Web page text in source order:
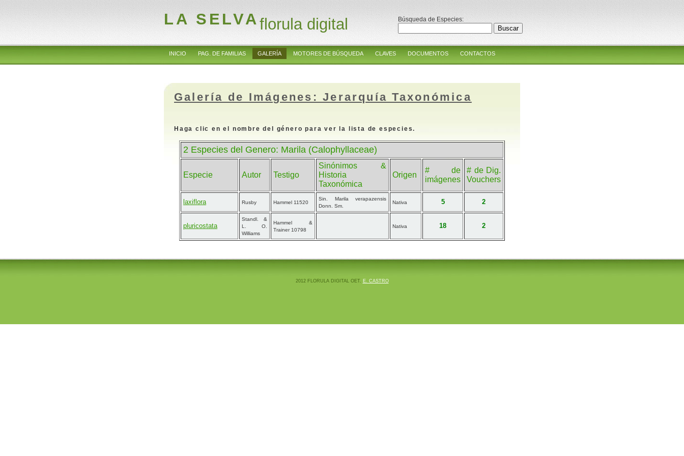
LA SELVAflorula digital Búsqueda de Especies:
INICIO PAG. DE FAMILIAS GALERÍA MOTORES DE BÚSQUEDA CLAVES DOCUMENTOS CONTACTOS
Galería de Imágenes: Jerarquía Taxonómica
Haga clic en el nombre del género para ver la lista de especies.
2 Especies del Genero: Marila (Calophyllaceae)
Especie Autor Testigo
Sinónimos &
Historia
Taxonómica
Origen
# de
imágenes
# de Dig.
Vouchers
laxiflora Rusby Hammel 11520
Sin. Marila verapazensis
Donn. Sm.
Nativa 5 2
pluricostata
Standl. &
L. O.
Williams
Hammel &
Trainer 10798
Nativa 18 2
2012 FLORULA DIGITAL OET. E. CASTRO